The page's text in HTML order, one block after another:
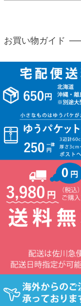
お買い物ガイド